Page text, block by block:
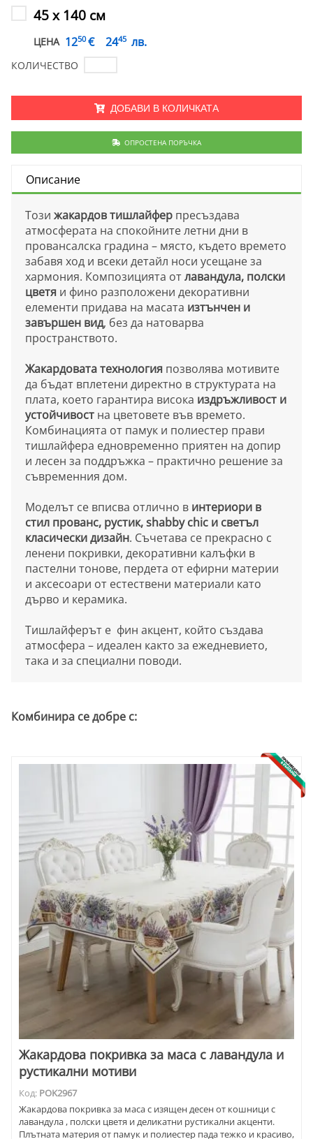
45 х 140 см
ЦЕНА 1250 € 2445 лв.
КОЛИЧЕСТВО
ДОБАВИ В КОЛИЧКАТА
ОПРОСТЕНА ПОРЪЧКА
Описание
Този жакардов тишлайфер пресъздава
атмосферата на спокойните летни дни в
провансалска градина – място, където времето
забавя ход и всеки детайл носи усещане за
хармония. Композицията отлавандула, полски
цветя и фино разположени декоративни
елементи придава на масата изтънчен и
завършен вид, без да натоварва
пространството.
Жакардовата технология позволява мотивите
да бъдат вплетени директно в структурата на
плата, което гарантира висока издръжливост и
устойчивост на цветовете във времето.
Комбинацията от памук и полиестер прави
тишлайфера едновременно приятен на допир
и лесен за поддръжка – практично решение за
съвременния дом.
Моделът се вписва отлично в интериори в
стил прованс, рустик, shabby chic и светъл
класически дизайн. Съчетава се прекрасно с
ленени покривки, декоративни калъфки в
пастелни тонове, пердета от ефирни материи
и аксесоари от естествени материали като
дърво и керамика.
Тишлайферът е фин акцент, който създава
атмосфера – идеален както за ежедневието,
така и за специални поводи.
Комбинира се добре с:
Жакардова покривка за маса с лавандула и
рустикални мотиви
Код: POK2967
Жакардова покривка за маса с изящен десен от кошници с
лавандула , полски цветя и деликатни рустикални акценти.
Плътната материя от памук и полиестер пада тежко и красиво,